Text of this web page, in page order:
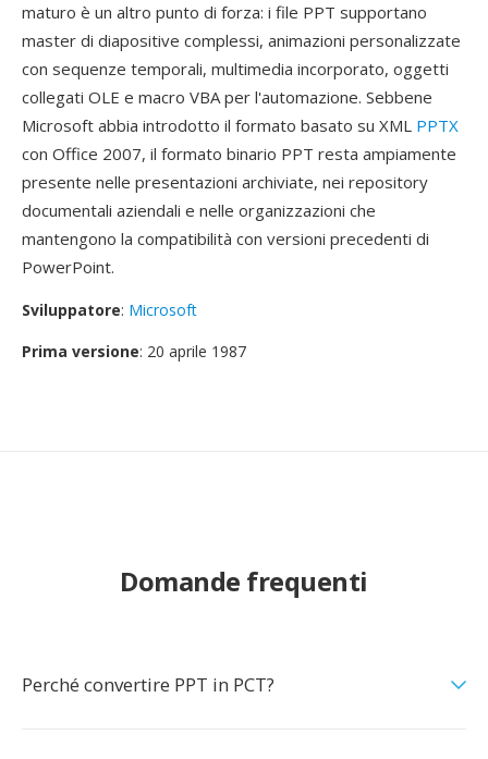
maturo è un altro punto di forza: i file PPT supportano
master di diapositive complessi, animazioni personalizzate
con sequenze temporali, multimedia incorporato, oggetti
collegati OLE e macro VBA per l'automazione. Sebbene
Microsoft abbia introdotto il formato basato su XML PPTX
con Office 2007, il formato binario PPT resta ampiamente
presente nelle presentazioni archiviate, nei repository
documentali aziendali e nelle organizzazioni che
mantengono la compatibilità con versioni precedenti di
PowerPoint.
Sviluppatore: Microsoft
Prima versione: 20 aprile 1987
Domande frequenti
Perché convertire PPT in PCT?